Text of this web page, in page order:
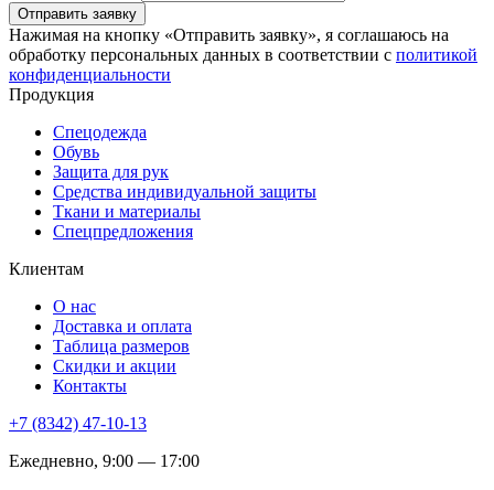
Отправить заявку
Нажимая на кнопку «Отправить заявку», я соглашаюсь на
обработку персональных данных в соответствии с политикой
конфиденциальности
Продукция
Спецодежда
Обувь
Защита для рук
Средства индивидуальной защиты
Ткани и материалы
Спецпредложения
Клиентам
О нас
Доставка и оплата
Таблица размеров
Скидки и акции
Контакты
+7 (8342) 47-10-13
Ежедневно, 9:00 — 17:00